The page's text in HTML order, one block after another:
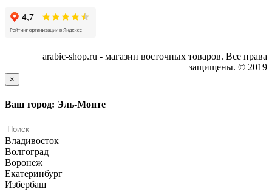
arabic-shop.ru - магазин восточных товаров. Все права
защищены. © 2019
×
Ваш город: Эль-Монте
Владивосток
Волгоград
Воронеж
Екатеринбург
Избербаш